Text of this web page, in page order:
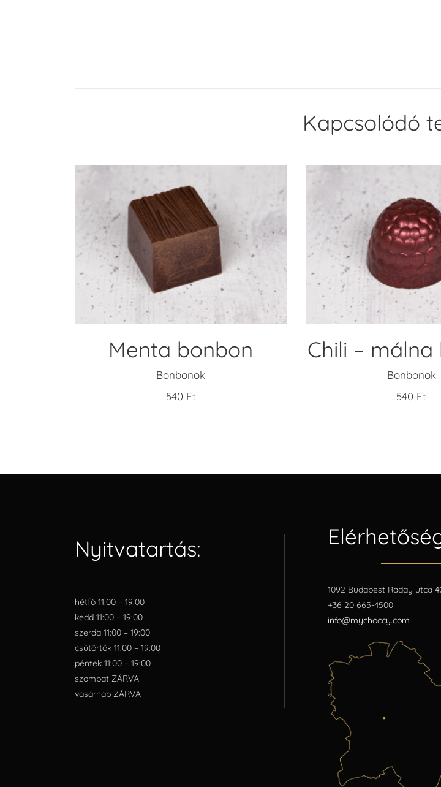
Kapcsolódó
KOSÁRBA TESZEM
Menta bonbon
Bonbonok
540 Ft
KOSÁRBA
Chili –
Bonbonok
540 Ft
Nyitvatartás:
hétfő 11:00 – 19:00
kedd 11:00 – 19:00
szerda 11:00 – 19:00
csütörtök 11:00 – 19:00
péntek 11:00 – 19:00
szombat ZÁRVA
vasárnap ZÁRVA
1092 Budapest Ráday utca
+36 20 665-4500
info@mychoccy.com